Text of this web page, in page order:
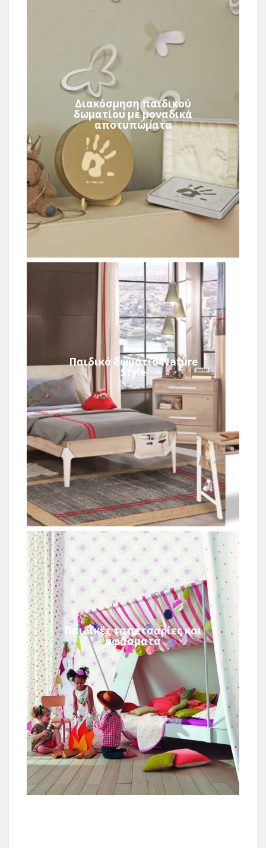
Διακόσμηση παιδικού
δωματίου με μοναδικά
αποτυπώματα
Παιδικό δωμάτιο Nature
Style
Παιδικές ταπετσαρίες και
υφάσματα